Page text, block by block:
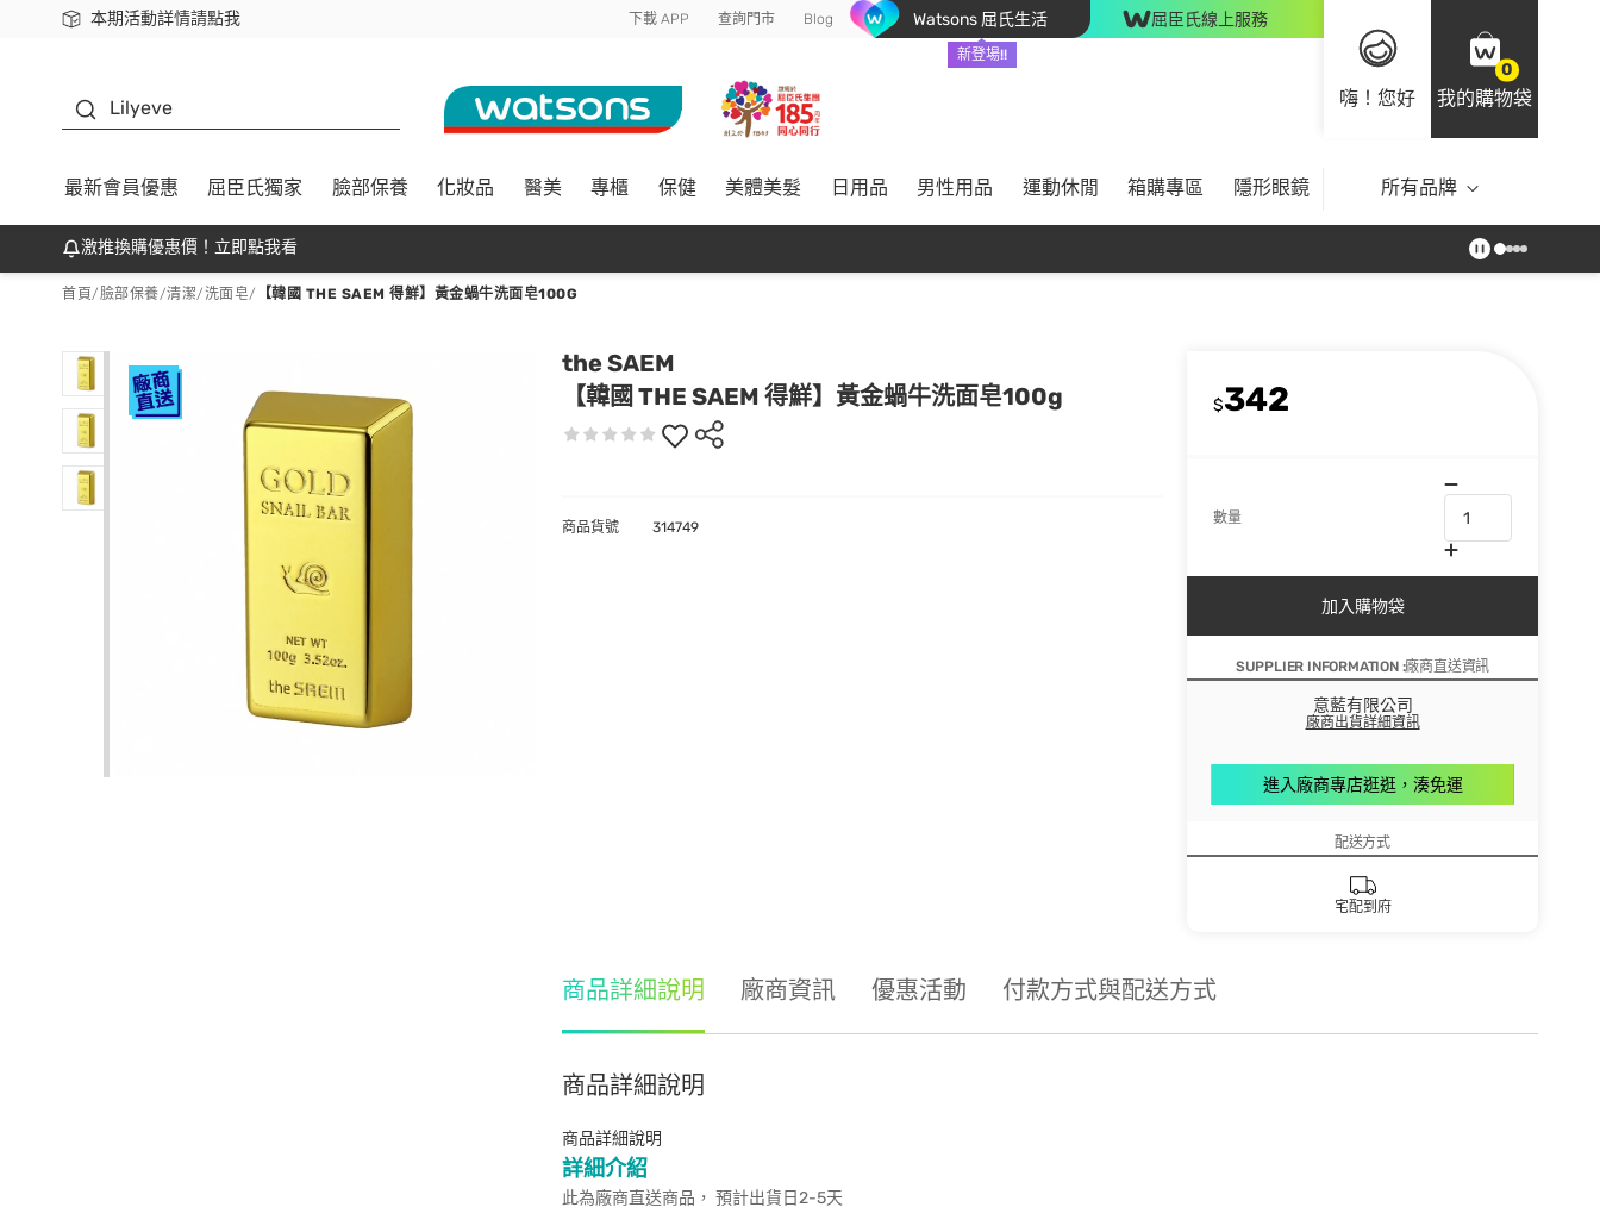
本期活動詳情請點我
下載app最高回饋$350 下載 APP 查詢門市 Blog Watsons 屈氏生活
新登場!!
屈臣氏線上服務
嗨！您好
0
我的購物袋
Lilyeve
最新會員優惠 屈臣氏獨家 臉部保養 化妝品 醫美 專櫃 保健 美體美髮 日用品 男性用品 運動休閒 箱購專區 隱形眼鏡 所有品牌
激推換購優惠價！立即點我看
首頁/臉部保養/清潔/洗面皂/ 【韓國 THE SAEM 得鮮】黃金蝸牛洗面皂100G
the SAEM
【韓國 THE SAEM 得鮮】黃金蝸牛洗面皂100g
$342
數量
加入購物袋
SUPPLIER INFORMATION :廠商直送資訊
意藍有限公司
廠商出貨詳細資訊
進入廠商專店逛逛，湊免運
配送方式
宅配到府
商品貨號 314749
商品詳細說明 廠商資訊 優惠活動 付款方式與配送方式
商品詳細說明
商品詳細說明
詳細介紹
此為廠商直送商品， 預計出貨日2-5天